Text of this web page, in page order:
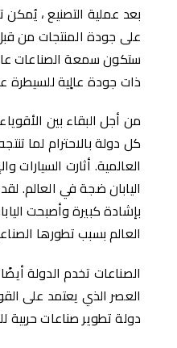
بعد عملية التصنيع ، يُمكن
على جودة المنتجات من
ستكون سمعة الصناعات
ذات جودة عالٍية للسيطرة
من أجل البقاء بين
كل دولة بالاحترام لما
العالمية. أثارت السيارات
اليابان ضجة في العالم.
بإشادة كبيرة وأصبحت
العالم بسبب تطورها
الصناعات تخدم الدولة
العصر الذي يعتمد على
دولة تطوير صناعات حربية